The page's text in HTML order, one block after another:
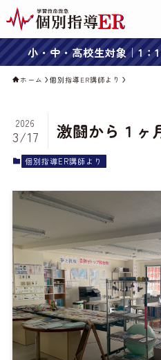
小・中・高校生対象｜1：
ホーム 個別指導ER講師より
激闘から１ヶ
2026
3/17
個別指導ER講師より